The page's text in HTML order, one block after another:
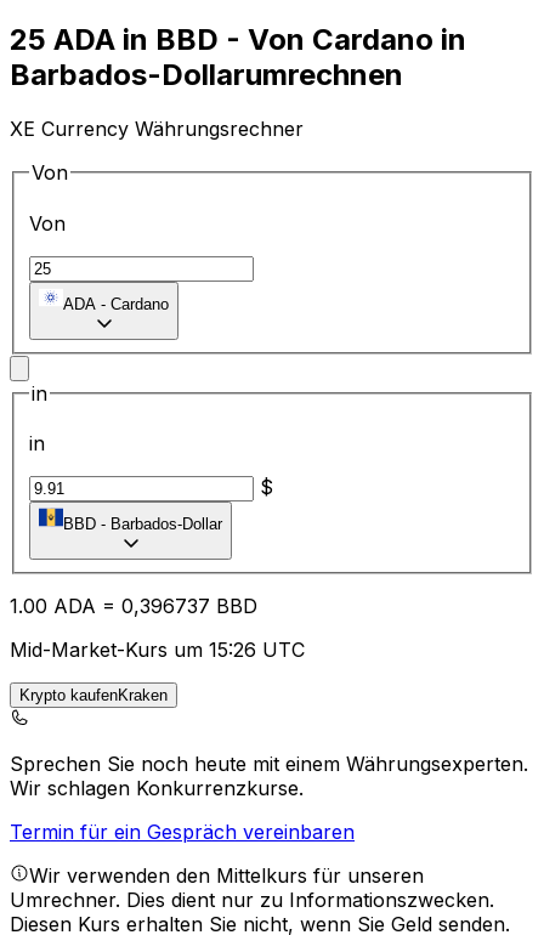
25 ADA in BBD - Von Cardano in
Barbados-Dollarumrechnen
XE Currency Währungsrechner
Von
Von
ADA - Cardano
in
in
$
BBD - Barbados-Dollar
1.00 ADA = 0,396737 BBD
Mid-Market-Kurs um 15:26 UTC
Krypto kaufenKraken
Sprechen Sie noch heute mit einem Währungsexperten.
Wir schlagen Konkurrenzkurse.
Termin für ein Gespräch vereinbaren
Wir verwenden den Mittelkurs für unseren
Umrechner. Dies dient nur zu Informationszwecken.
Diesen Kurs erhalten Sie nicht, wenn Sie Geld senden.